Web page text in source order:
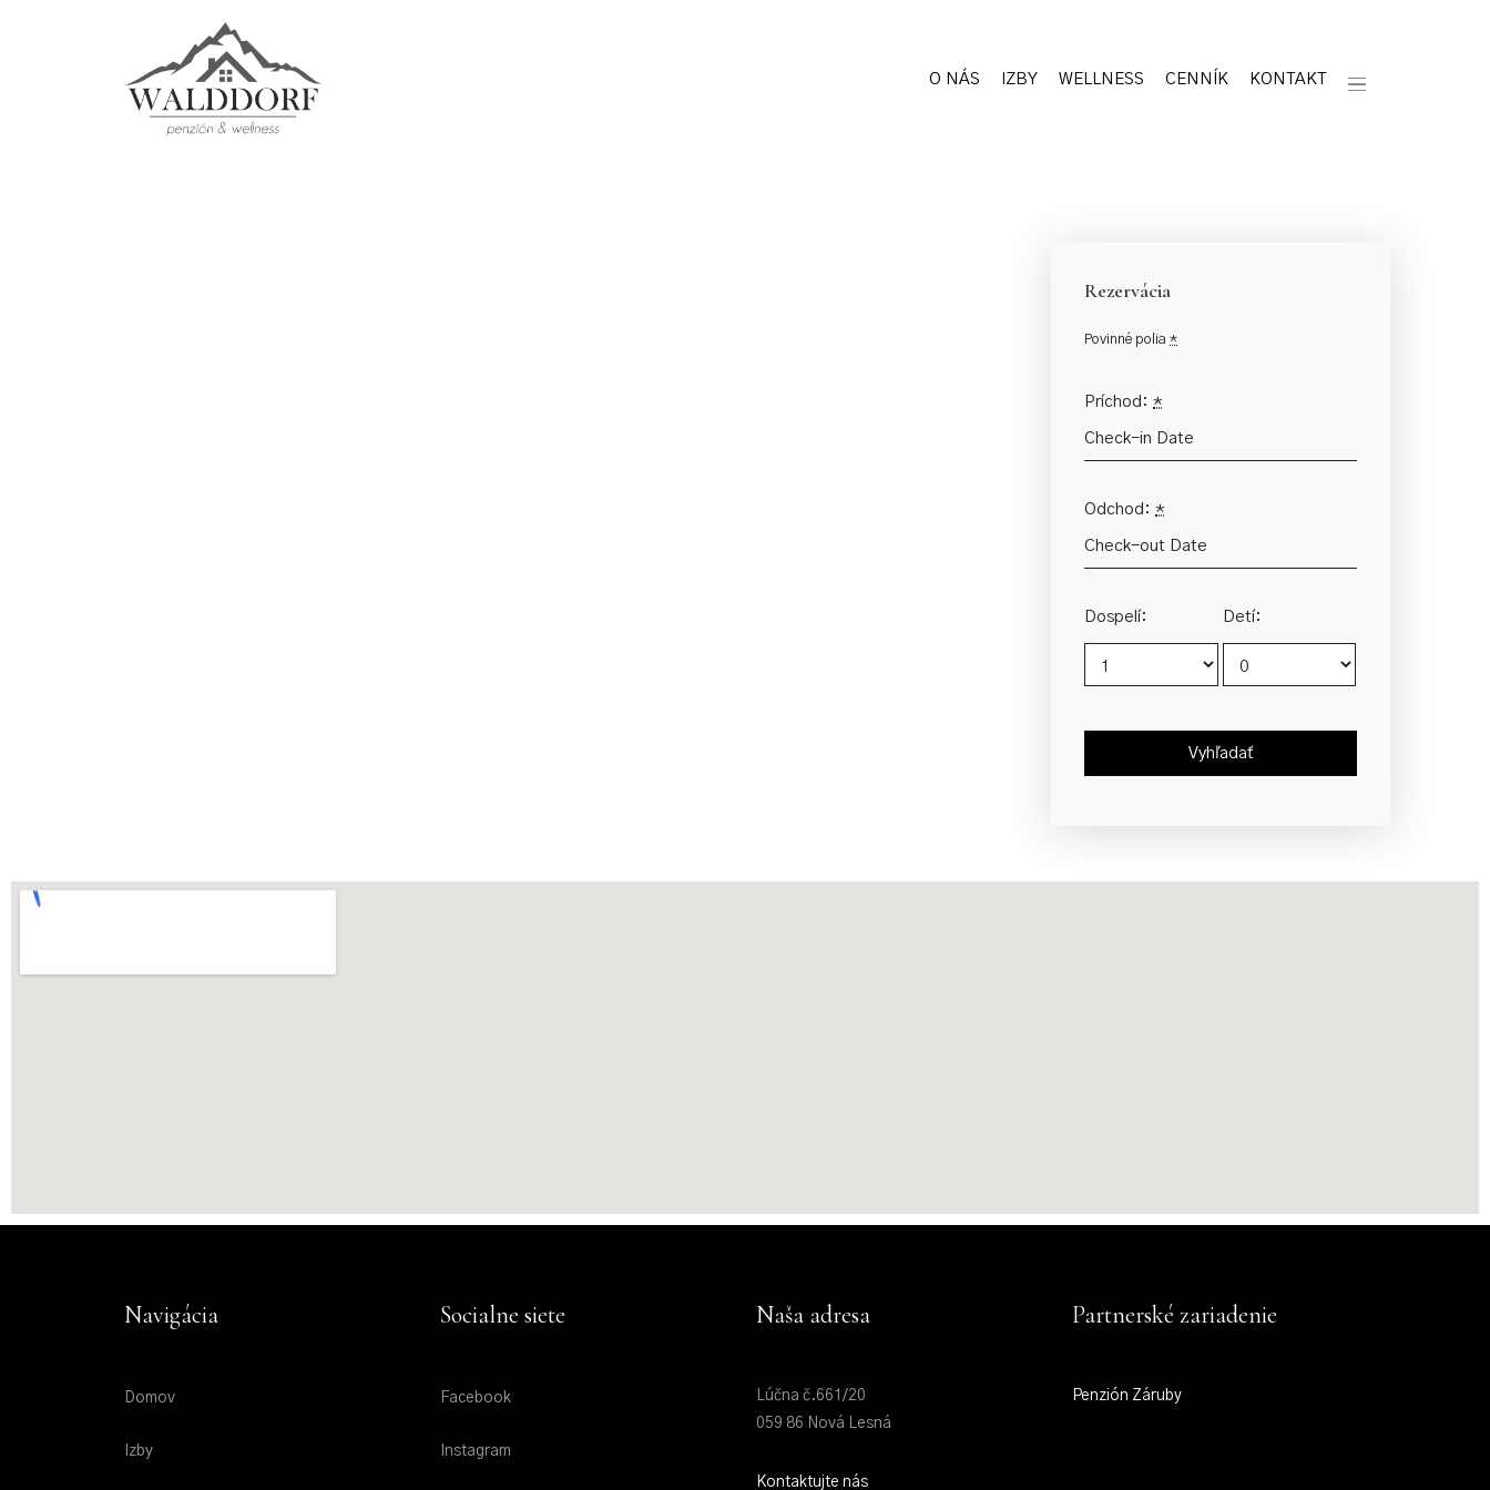
O NÁS IZBY WELLNESS CENNÍK KONTAKT
Rezervácia
Povinné polia*
Príchod:*
Odchod:*
Dospelí: Detí:
Navigácia
Domov
Izby
Socialne siete
Facebook
Instagram
Naša adresa
Lúčna č.661/20
059 86 Nová Lesná
Kontaktujte nás
Partnerské zariadenie
Penzión Záruby